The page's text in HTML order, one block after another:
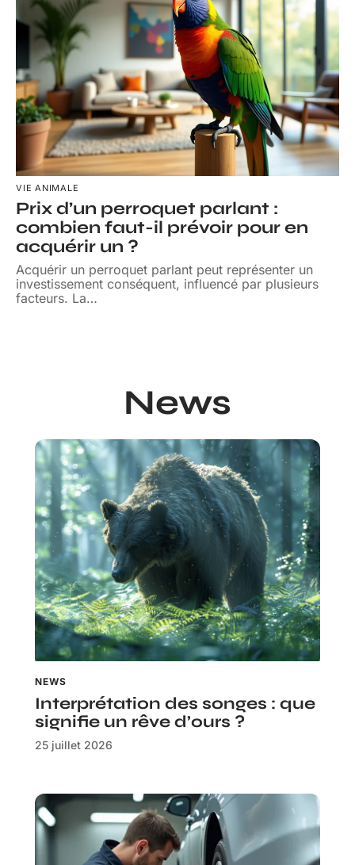
VIE ANIMALE
Prix d’un perroquet parlant :
combien faut-il prévoir pour en
acquérir un ?
Acquérir un perroquet parlant peut représenter un
investissement conséquent, influencé par plusieurs
facteurs. La…
News
NEWS
Interprétation des songes : que
signifie un rêve d’ours ?
25 juillet 2026